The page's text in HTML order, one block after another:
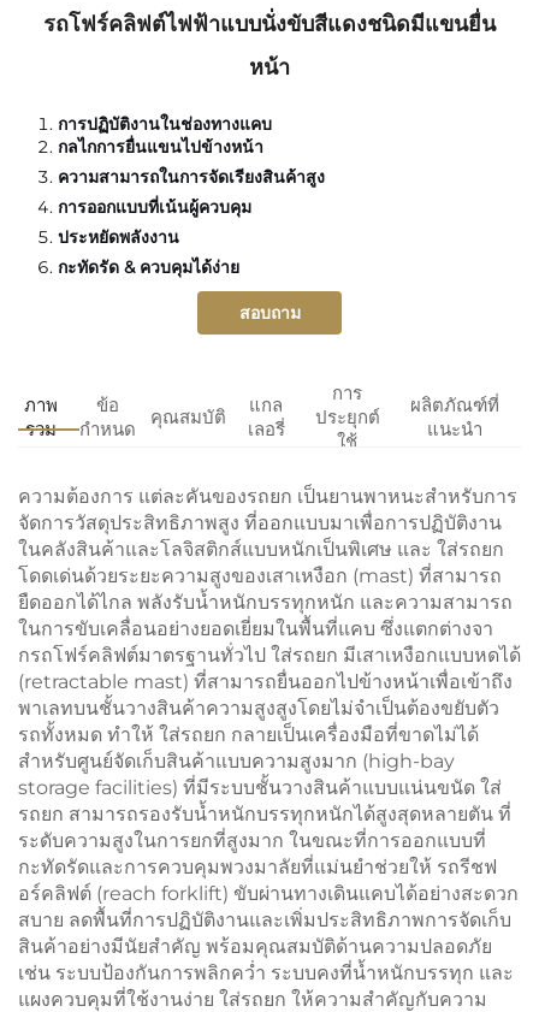
รถโฟร์คลิฟต์ไฟฟ้าแบบนั่งขับสีแดงชนิดมีแขนยื่น
หน้า
การปฏิบัติงานในช่องทางแคบ
กลไกการยื่นแขนไปข้างหน้า
ความสามารถในการจัดเรียงสินค้าสูง
การออกแบบที่เน้นผู้ควบคุม
ประหยัดพลังงาน
กะทัดรัด & ควบคุมได้ง่าย
สอบถาม
ภาพ
รวม
ข้อ
กำหนด
คุณสมบัติ
แกล
เลอรี่
การ
ประยุกต์
ใช้
ผลิตภัณฑ์ที่
แนะนำ
ความต้องการ แต่ละคันของรถยก เป็นยานพาหนะสำหรับการ
จัดการวัสดุประสิทธิภาพสูง ที่ออกแบบมาเพื่อการปฏิบัติงาน
ในคลังสินค้าและโลจิสติกส์แบบหนักเป็นพิเศษ และ ใส่รถยก
โดดเด่นด้วยระยะความสูงของเสาเหงือก (mast) ที่สามารถ
ยืดออกได้ไกล พลังรับน้ำหนักบรรทุกหนัก และความสามารถ
ในการขับเคลื่อนอย่างยอดเยี่ยมในพื้นที่แคบ ซึ่งแตกต่างจา
กรถโฟร์คลิฟต์มาตรฐานทั่วไป ใส่รถยก มีเสาเหงือกแบบหดได้
(retractable mast) ที่สามารถยื่นออกไปข้างหน้าเพื่อเข้าถึง
พาเลทบนชั้นวางสินค้าความสูงสูงโดยไม่จำเป็นต้องขยับตัว
รถทั้งหมด ทำให้ ใส่รถยก กลายเป็นเครื่องมือที่ขาดไม่ได้
สำหรับศูนย์จัดเก็บสินค้าแบบความสูงมาก (high-bay
storage facilities) ที่มีระบบชั้นวางสินค้าแบบแน่นขนัด ใส่
รถยก สามารถรองรับน้ำหนักบรรทุกหนักได้สูงสุดหลายตัน ที่
ระดับความสูงในการยกที่สูงมาก ในขณะที่การออกแบบที่
กะทัดรัดและการควบคุมพวงมาลัยที่แม่นยำช่วยให้ รถรีชฟ
อร์คลิฟต์ (reach forklift) ขับผ่านทางเดินแคบได้อย่างสะดวก
สบาย ลดพื้นที่การปฏิบัติงานและเพิ่มประสิทธิภาพการจัดเก็บ
สินค้าอย่างมีนัยสำคัญ พร้อมคุณสมบัติด้านความปลอดภัย
เช่น ระบบป้องกันการพลิกคว่ำ ระบบคงที่น้ำหนักบรรทุก และ
แผงควบคุมที่ใช้งานง่าย ใส่รถยก ให้ความสำคัญกับความ